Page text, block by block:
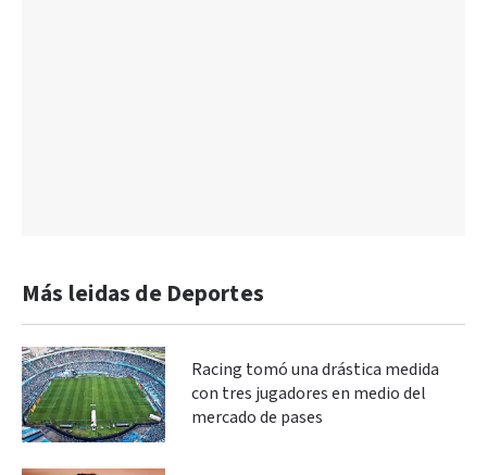
Más leidas de Deportes
Racing tomó una drástica medida
con tres jugadores en medio del
mercado de pases